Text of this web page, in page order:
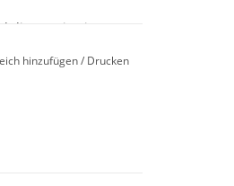
die Dessins in
hinzufügen/ Drucken